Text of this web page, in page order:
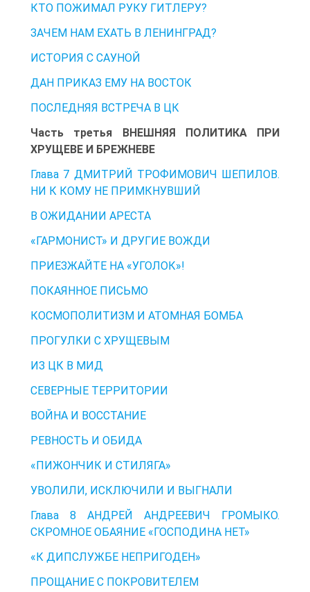
КТО ПОЖИМАЛ РУКУ ГИТЛЕРУ?
ЗАЧЕМ НАМ ЕХАТЬ В ЛЕНИНГРАД?
ИСТОРИЯ С САУНОЙ
ДАН ПРИКАЗ ЕМУ НА ВОСТОК
ПОСЛЕДНЯЯ ВСТРЕЧА В ЦК
Часть третья ВНЕШНЯЯ ПОЛИТИКА ПРИ
ХРУЩЕВЕ И БРЕЖНЕВЕ
Глава 7 ДМИТРИЙ ТРОФИМОВИЧ ШЕПИЛОВ.
НИ К КОМУ НЕ ПРИМКНУВШИЙ
В ОЖИДАНИИ АРЕСТА
«ГАРМОНИСТ» И ДРУГИЕ ВОЖДИ
ПРИЕЗЖАЙТЕ НА «УГОЛОК»!
ПОКАЯННОЕ ПИСЬМО
КОСМОПОЛИТИЗМ И АТОМНАЯ БОМБА
ПРОГУЛКИ С ХРУЩЕВЫМ
ИЗ ЦК В МИД
СЕВЕРНЫЕ ТЕРРИТОРИИ
ВОЙНА И ВОССТАНИЕ
РЕВНОСТЬ И ОБИДА
«ПИЖОНЧИК И СТИЛЯГА»
УВОЛИЛИ, ИСКЛЮЧИЛИ И ВЫГНАЛИ
Глава 8 АНДРЕЙ АНДРЕЕВИЧ ГРОМЫКО.
СКРОМНОЕ ОБАЯНИЕ «ГОСПОДИНА НЕТ»
«К ДИПСЛУЖБЕ НЕПРИГОДЕН»
ПРОЩАНИЕ С ПОКРОВИТЕЛЕМ